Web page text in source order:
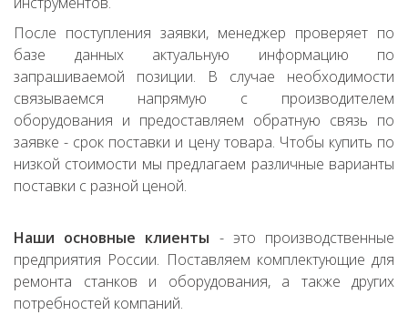
После поступления заявки, менеджер проверяет по
базе данных актуальную информацию по
запрашиваемой позиции. В случае необходимости
связываемся напрямую с производителем
оборудования и предоставляем обратную связь по
заявке - срок поставки и цену товара. Чтобы купить по
низкой стоимости мы предлагаем различные варианты
поставки с разной ценой.
Наши основные клиенты - это производственные
предприятия России. Поставляем комплектующие для
ремонта станков и оборудования, а также других
потребностей компаний.